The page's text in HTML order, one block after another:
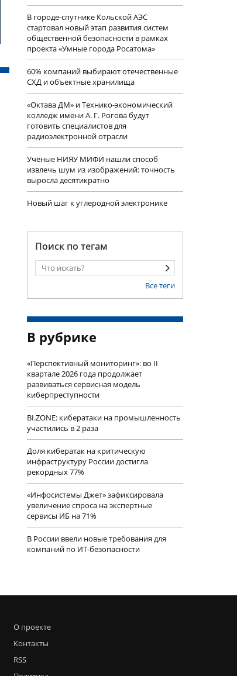
В городе-спутнике Кольской АЭС
стартовал новый этап развития систем
общественной безопасности в рамках
проекта «Умные города Росатома»
60% компаний выбирают отечественные
СХД и объектные хранилища
«Октава ДМ» и Технико-экономический
колледж имени А. Г. Рогова будут
готовить специалистов для
радиоэлектронной отрасли
Учëные НИЯУ МИФИ нашли способ
извлечь шум из изображений: точность
выросла десятикратно
Новый шаг к углеродной электронике
Поиск по тегам
Все теги
В рубрике
«Перспективный мониторинг»: во II
квартале 2026 года продолжает
развиваться сервисная модель
киберпреступности
BI.ZONE: кибератаки на промышленность
участились в 2 раза
Доля кибератак на критическую
инфраструктуру России достигла
рекордных 77%
«Инфосистемы Джет» зафиксировала
увеличение спроса на экспертные
сервисы ИБ на 71%
В России ввели новые требования для
компаний по ИТ-безопасности
О проекте
Контакты
RSS